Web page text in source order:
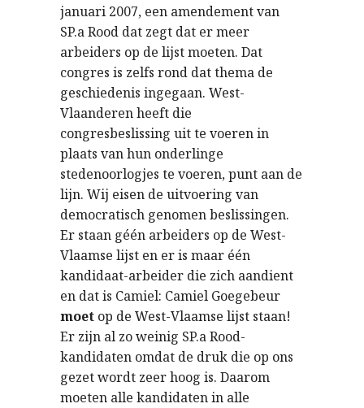
januari 2007, een amendement van
SP.a Rood dat zegt dat er meer
arbeiders op de lijst moeten. Dat
congres is zelfs rond dat thema de
geschiedenis ingegaan. West-
Vlaanderen heeft die
congresbeslissing uit te voeren in
plaats van hun onderlinge
stedenoorlogjes te voeren, punt aan de
lijn. Wij eisen de uitvoering van
democratisch genomen beslissingen.
Er staan géén arbeiders op de West-
Vlaamse lijst en er is maar één
kandidaat-arbeider die zich aandient
en dat is Camiel: Camiel Goegebeur
moet op de West-Vlaamse lijst staan!
Er zijn al zo weinig SP.a Rood-
kandidaten omdat de druk die op ons
gezet wordt zeer hoog is. Daarom
moeten alle kandidaten in alle